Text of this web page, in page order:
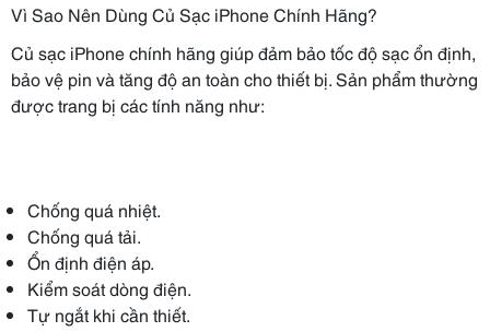
Vì Sao Nên Dùng Củ Sạc iPhone Chính Hãng?
Củ sạc iPhone chính hãng giúp đảm bảo tốc độ sạc ổn định,
bảo vệ pin và tăng độ an toàn cho thiết bị. Sản phẩm thường
được trang bị các tính năng như:
Chống quá nhiệt.
Chống quá tải.
Ổn định điện áp.
Kiểm soát dòng điện.
Tự ngắt khi cần thiết.